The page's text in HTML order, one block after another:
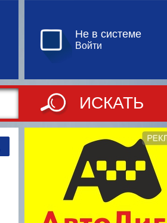
Не в системе
Войти
ИСКАТЬ